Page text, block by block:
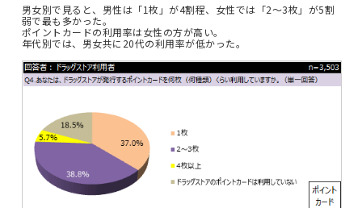
男女別で見ると、男性は「1枚」が4割程、女性では「2～3枚」が5割
弱で最も多かった。
ポイントカードの利用率は女性の方が高い。
年代別では、男女共に20代の利用率が低かった。